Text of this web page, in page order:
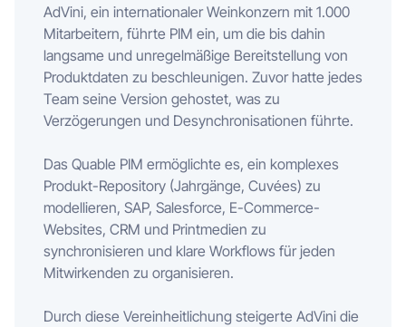
AdVini, ein internationaler Weinkonzern mit 1.000
Mitarbeitern, führte PIM ein, um die bis dahin
langsame und unregelmäßige Bereitstellung von
Produktdaten zu beschleunigen. Zuvor hatte jedes
Team seine Version gehostet, was zu
Verzögerungen und Desynchronisationen führte.
Das Quable PIM ermöglichte es, ein komplexes
Produkt-Repository (Jahrgänge, Cuvées) zu
modellieren, SAP, Salesforce, E-Commerce-
Websites, CRM und Printmedien zu
synchronisieren und klare Workflows für jeden
Mitwirkenden zu organisieren.
Durch diese Vereinheitlichung steigerte AdVini die